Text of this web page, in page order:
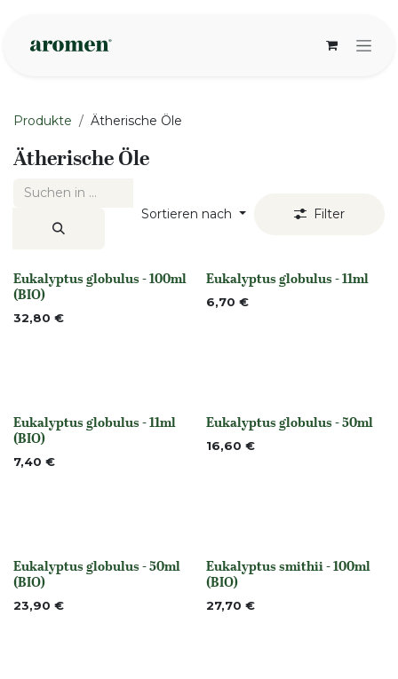
Produkte Ätherische Öle
Ätherische Öle
Sortieren nach Filter
None
Eukalyptus globulus - 100ml
(BIO)
32,80 €
None
Eukalyptus globulus - 11ml
6,70 €
None
Eukalyptus globulus - 11ml
(BIO)
7,40 €
None
Eukalyptus globulus - 50ml
16,60 €
None
Eukalyptus globulus - 50ml
(BIO)
23,90 €
None
Eukalyptus smithii - 100ml
(BIO)
27,70 €